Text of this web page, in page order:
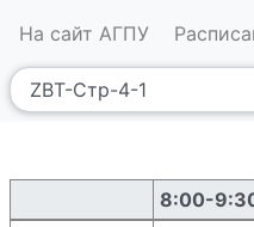
На сайт АГПУ
8:00-